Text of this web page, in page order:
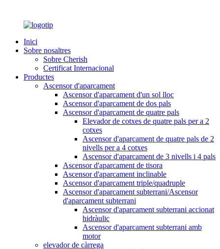
Inici
Sobre nosaltres
Sobre Cherish
Certificat Internacional
Productes
Ascensor d'aparcament
Ascensor d'aparcament d'un sol lloc
Ascensor d'aparcament de dos pals
Ascensor d'aparcament de quatre pals
Elevador de cotxes de quatre pals per a 2
cotxes
Ascensor d'aparcament de quatre pals de 2
nivells per a 4 cotxes
Ascensor d'aparcament de 3 nivells i 4 pals
Ascensor d'aparcament de tisora
Ascensor d'aparcament inclinable
Ascensor d'aparcament triple/quadruple
Ascensor d'aparcament subterrani/Ascensor
d'aparcament subterrani
Ascensor d'aparcament subterrani accionat
hidràulic
Ascensor d'aparcament subterrani amb
motor
elevador de càrrega